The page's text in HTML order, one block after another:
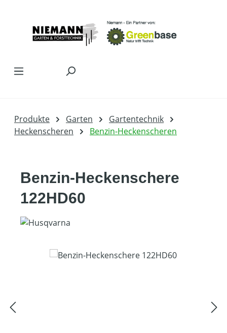
Produkte Garten
Gartentechnik
Heckenscheren
Benzin-Heckenscheren
Benzin-Heckenschere
122HD60
Bildergalerie überspringen